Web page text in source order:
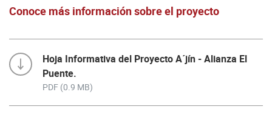
Conoce más información sobre el proyecto
Hoja Informativa del Proyecto A´jín - Alianza El
Puente.
PDF (0.9 MB)